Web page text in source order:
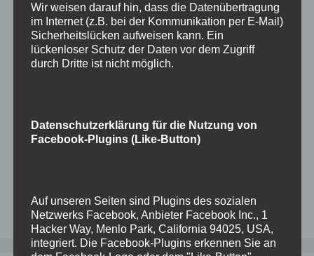
Schlagwörter
apache asr asrmanager check citrix compression
mod_proxy_ajp ODA OEL8 OMS ORA-19633 oracle
ords OTP password passwörter PLS-00201 Probleme
zum
Wir weisen darauf hin, dass die Datenübertragung
im Internet (z.B. bei der Kommunikation per E-Mail)
Sicherheitslücken aufweisen kann. Ein
lückenloser Schutz der Daten vor dem Zugriff
durch Dritte ist nicht möglich.
Datenschutzerklärung für die Nutzung von
Facebook-Plugins (Like-Button)
Auf unseren Seiten sind Plugins des sozialen
Netzwerks Facebook, Anbieter Facebook Inc., 1
Hacker Way, Menlo Park, California 94025, USA,
integriert. Die Facebook-Plugins erkennen Sie an